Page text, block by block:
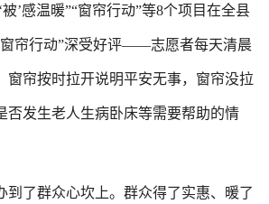
’感温暖”“窗帘行动”等8个项目在全县
帘行动”深受好评——志愿者每天清晨
窗帘按时拉开说明平安无事，窗帘没拉
否发生老人生病卧床等需要帮助的情
了群众心坎上。群众得了实惠、暖了